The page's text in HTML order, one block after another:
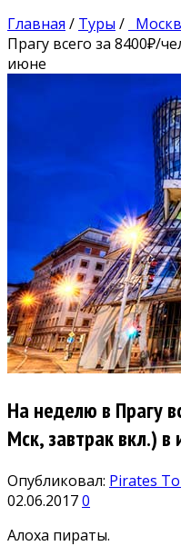
Главная / Туры /
Прагу всего за 8400₽/
июне
На неделю в Прагу
Мск, завтрак вкл.) в
Опубликовал: Pirates
02.06.20170
Алоха пираты.